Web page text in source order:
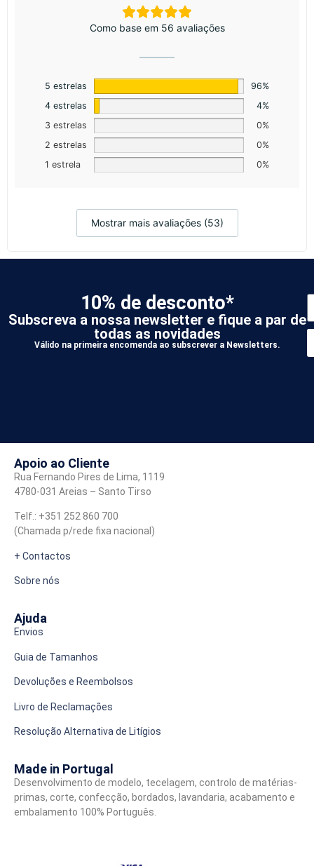
Como base em 56 avaliações
5 estrelas
96%
4 estrelas
4%
3 estrelas
0%
2 estrelas
0%
1 estrela
0%
Mostrar mais avaliações (53)
10% de desconto*
Subscreva a nossa newsletter e fique a par de
todas as novidades
Válido na primeira encomenda ao subscrever a Newsletters.
Apoio ao Cliente
Rua Fernando Pires de Lima, 1119
4780-031 Areias – Santo Tirso
Telf.: +351 252 860 700
(Chamada p/rede fixa nacional)
+ Contactos
Sobre nós
Ajuda
Envios
Guia de Tamanhos
Devoluções e Reembolsos
Livro de Reclamações
Resolução Alternativa de Litígios
Made in Portugal
Desenvolvimento de modelo, tecelagem, controlo de matérias-
primas, corte, confecção, bordados, lavandaria, acabamento e
embalamento 100% Português.